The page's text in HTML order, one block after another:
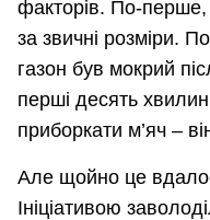
факторів. По-
за звичні розміри.
газон був мокрий
перші десять
приборкати м’яч –
Але щойно це
Ініціативою